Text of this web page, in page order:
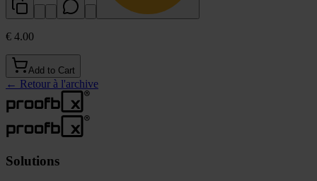
€ 4.00
Add to Cart
← Retour à l'archive
Solutions